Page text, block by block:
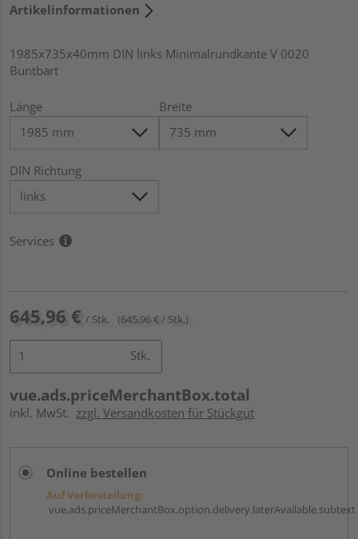
Artikelinformationen
1985x735x40mm DIN links Minimalrundkante V 0020
Buntbart
Länge Breite
DIN Richtung
Services
645,96 € / Stk. (645,96 € / Stk.)
Stk.
vue.ads.priceMerchantBox.total
inkl. MwSt. zzgl. Versandkosten für Stückgut
Online bestellen
Auf Vorbestellung:
vue.ads.priceMerchantBox.option.delivery.laterAvailable.subtext